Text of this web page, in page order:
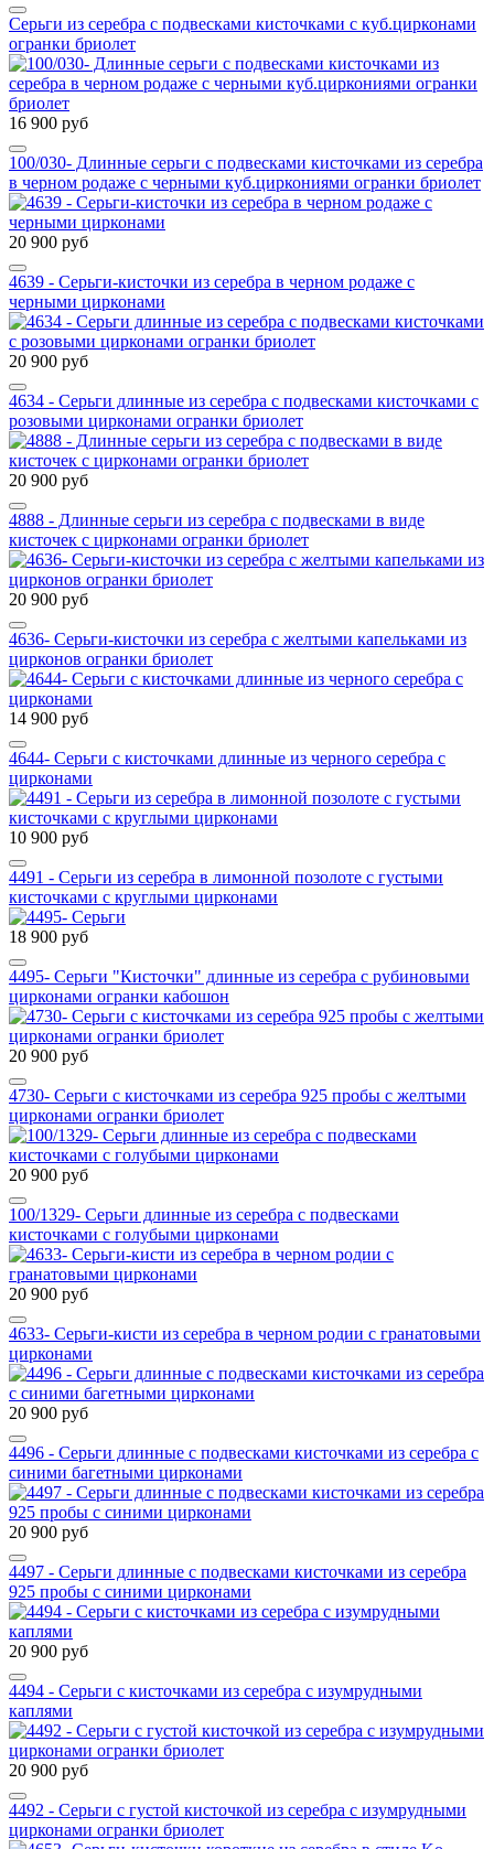
Серьги из серебра с подвесками кисточками с куб.цирконами
огранки бриолет
16 900 руб
100/030- Длинные серьги с подвесками кисточками из серебра
в черном родаже с черными куб.циркониями огранки бриолет
20 900 руб
4639 - Серьги-кисточки из серебра в черном родаже с
черными цирконами
20 900 руб
4634 - Серьги длинные из серебра с подвесками кисточками с
розовыми цирконами огранки бриолет
20 900 руб
4888 - Длинные серьги из серебра с подвесками в виде
кисточек с цирконами огранки бриолет
20 900 руб
4636- Серьги-кисточки из серебра с желтыми капельками из
цирконов огранки бриолет
14 900 руб
4644- Серьги с кисточками длинные из черного серебра с
цирконами
10 900 руб
4491 - Серьги из серебра в лимонной позолоте с густыми
кисточками с круглыми цирконами
18 900 руб
4495- Серьги "Кисточки" длинные из серебра с рубиновыми
цирконами огранки кабошон
20 900 руб
4730- Серьги с кисточками из серебра 925 пробы с желтыми
цирконами огранки бриолет
20 900 руб
100/1329- Серьги длинные из серебра с подвесками
кисточками с голубыми цирконами
20 900 руб
4633- Серьги-кисти из серебра в черном родии с гранатовыми
цирконами
20 900 руб
4496 - Серьги длинные с подвесками кисточками из серебра с
синими багетными цирконами
20 900 руб
4497 - Серьги длинные с подвесками кисточками из серебра
925 пробы с синими цирконами
20 900 руб
4494 - Серьги с кисточками из серебра с изумрудными
каплями
20 900 руб
4492 - Серьги с густой кисточкой из серебра с изумрудными
цирконами огранки бриолет